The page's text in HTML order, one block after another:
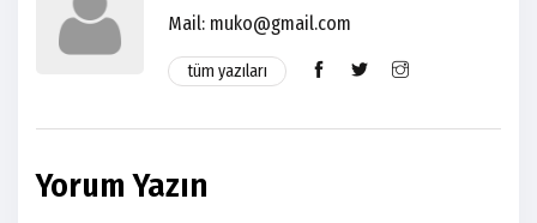
Mail: muko@gmail.com
tüm yazıları
Yorum Yazın